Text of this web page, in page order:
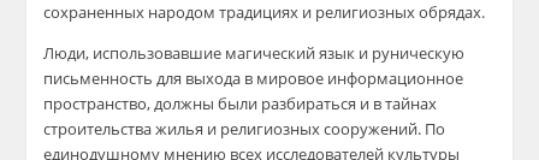
сохраненных народом традициях и религиозных обрядах.
Люди, использовавшие магический язык и руническую
письменность для выхода в мировое информационное
пространство, должны были разбираться и в тайнах
строительства жилья и религиозных сооружений. По
единодушному мнению всех исследователей культуры